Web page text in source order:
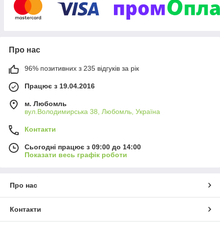
Наші переваги:
Великий вибір товарів від перевірених виробників.
Вигідна система знижок і акцій.
Конкурентні ціни.
Ми завжди працюємо над тим, щоб Ви могли зручно,
вашу роботу легшою та приємнішою. Завітайте до нас і
переконайтеся самі!
Про нас
96% позитивних з 235 відгуків за рік
Працює з 19.04.2016
м. Любомль
вул.Володимирська 38, Любомль, Україна
Контакти
Сьогодні працює з 09:00 до 14:00
Показати весь графік роботи
Про нас
Контакти